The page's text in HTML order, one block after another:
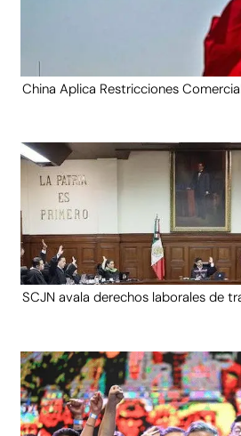
China Aplica Restricciones
SCJN avala derechos laborales de